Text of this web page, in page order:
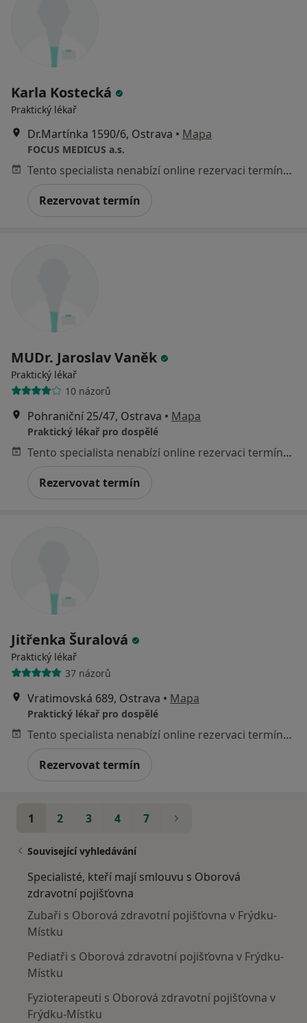
Karla Kostecká
Praktický lékař
Dr.Martínka 1590/6, Ostrava • Mapa
FOCUS MEDICUS a.s.
Tento specialista nenabízí online rezervaci termínu na této adrese.
Rezervovat termín
MUDr. Jaroslav Vaněk
Praktický lékař
10 názorů
Pohraniční 25/47, Ostrava • Mapa
Praktický lékař pro dospělé
Tento specialista nenabízí online rezervaci termínu na této adrese.
Rezervovat termín
Jitřenka Šuralová
Praktický lékař
37 názorů
Vratimovská 689, Ostrava • Mapa
Praktický lékař pro dospělé
Tento specialista nenabízí online rezervaci termínu na této adrese.
Rezervovat termín
1 2 3 4 7
Související vyhledávání
Specialisté, kteří mají smlouvu s Oborová
zdravotní pojišťovna
Zubaři s Oborová zdravotní pojišťovna v Frýdku-
Místku
Pediatři s Oborová zdravotní pojišťovna v Frýdku-
Místku
Fyzioterapeuti s Oborová zdravotní pojišťovna v
Frýdku-Místku